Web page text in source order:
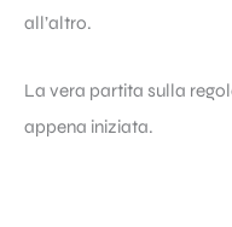
all’altro.
La vera partita sulla
appena iniziata.